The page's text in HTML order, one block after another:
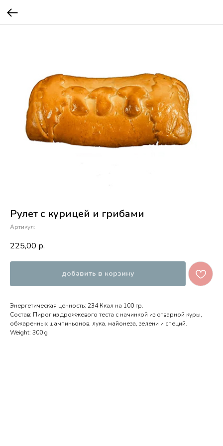
Рулет с курицей и грибами
Артикул:
225,00 р.
добавить в корзину
Энергетическая ценность: 234 Ккал на 100 гр.
Состав: Пирог из дрожжевого теста с начинкой из отварной куры,
обжаренных шампиньонов, лука, майонеза, зелени и специй.
Weight: 300 g